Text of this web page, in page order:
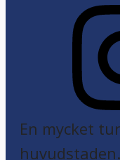
En mycket